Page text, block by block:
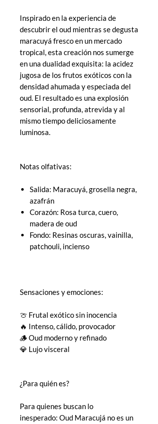
Inspirado en la experiencia de
descubrir el oud mientras se degusta
maracuyá fresco en un mercado
tropical, esta creación nos sumerge
en una dualidad exquisita: la acidez
jugosa de los frutos exóticos con la
densidad ahumada y especiada del
oud. El resultado es una explosión
sensorial, profunda, atrevida y al
mismo tiempo deliciosamente
luminosa.
Notas olfativas:
Salida: Maracuyá, grosella negra,
azafrán
Corazón: Rosa turca, cuero,
madera de oud
Fondo: Resinas oscuras, vainilla,
patchouli, incienso
Sensaciones y emociones:
🍈 Frutal exótico sin inocencia
🔥 Intenso, cálido, provocador
🪵 Oud moderno y refinado
💎 Lujo visceral
¿Para quién es?
Para quienes buscan lo
inesperado: Oud Maracujá no es un